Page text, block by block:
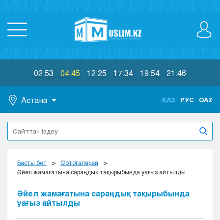
02:53 04:45 12:25 17:34 19:54 21:46
Астана
Астана
Алматы
Атырау
Караганда
Кокшетау
Костанай
ҚАЗ РУС QAZ
Басты бет
Фотогалерея
Әйел жамағатына сараңдық тақырыбында уағыз айтылды
Әйел жамағатына сараңдық тақырыбында
уағыз айтылды